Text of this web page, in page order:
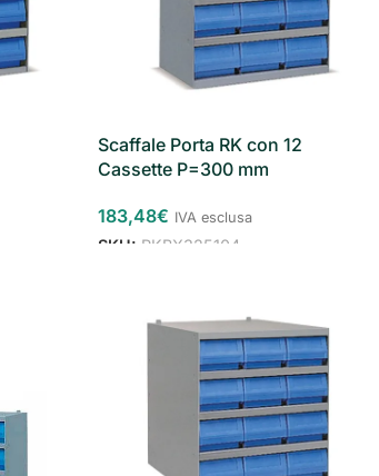
Scaffale Porta RK con 12
Cassette P=300 mm
183,48€ IVA esclusa
SKU: RKBX325104